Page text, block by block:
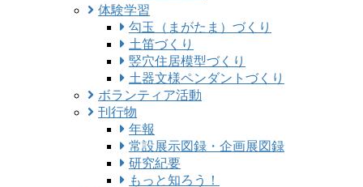
体験学習
勾玉（まがたま）づくり
土笛づくり
竪穴住居模型づくり
土器文様ペンダントづくり
ボランティア活動
刊行物
年報
常設展示図録・企画展図録
研究紀要
もっと知ろう！